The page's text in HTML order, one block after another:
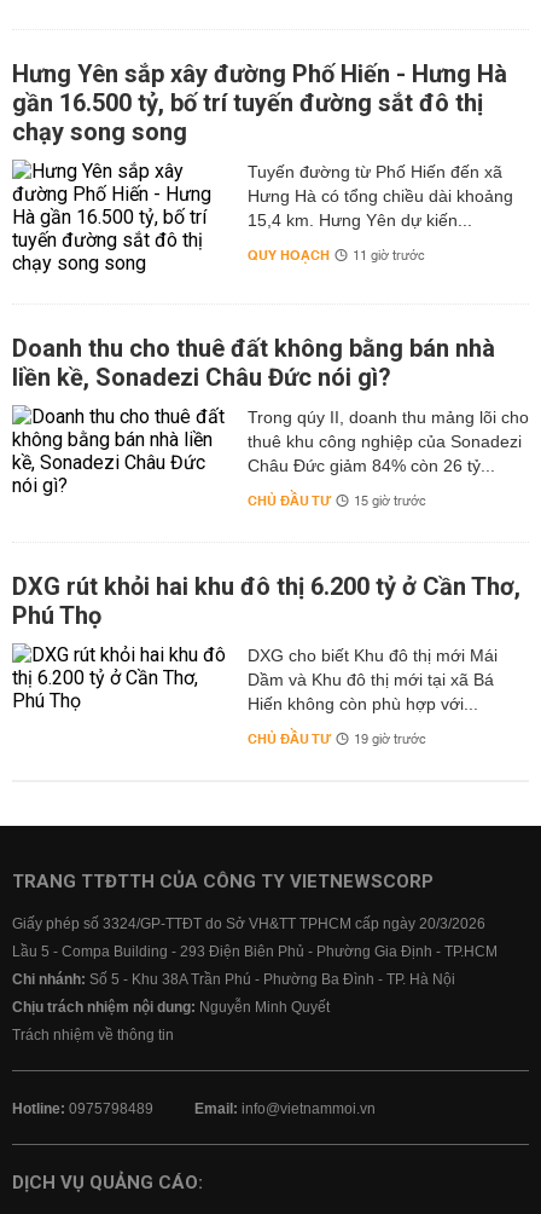
Hưng Yên sắp xây đường Phố Hiến - Hưng Hà
gần 16.500 tỷ, bố trí tuyến đường sắt đô thị
chạy song song
Tuyến đường từ Phố Hiến đến xã
Hưng Hà có tổng chiều dài khoảng
15,4 km. Hưng Yên dự kiến...
QUY HOẠCH 11 giờ trước
Doanh thu cho thuê đất không bằng bán nhà
liền kề, Sonadezi Châu Đức nói gì?
Trong qúy II, doanh thu mảng lõi cho
thuê khu công nghiệp của Sonadezi
Châu Đức giảm 84% còn 26 tỷ...
CHỦ ĐẦU TƯ 15 giờ trước
DXG rút khỏi hai khu đô thị 6.200 tỷ ở Cần Thơ,
Phú Thọ
DXG cho biết Khu đô thị mới Mái
Dầm và Khu đô thị mới tại xã Bá
Hiến không còn phù hợp với...
CHỦ ĐẦU TƯ 19 giờ trước
TRANG TTĐTTH CỦA CÔNG TY VIETNEWSCORP
Giấy phép số 3324/GP-TTĐT do Sở VH&TT TPHCM cấp ngày 20/3/2026
Lầu 5 - Compa Building - 293 Điện Biên Phủ - Phường Gia Định - TP.HCM
Chi nhánh: Số 5 - Khu 38A Trần Phú - Phường Ba Đình - TP. Hà Nội
Chịu trách nhiệm nội dung: Nguyễn Minh Quyết
Trách nhiệm về thông tin
Hotline: 0975798489 Email: info@vietnammoi.vn
DỊCH VỤ QUẢNG CÁO: